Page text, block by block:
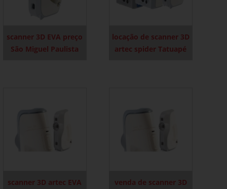
scanner 3D EVA preço
São Miguel Paulista
locação de scanner 3D
artec spider Tatuapé
scanner 3D artec EVA
venda de scanner 3D